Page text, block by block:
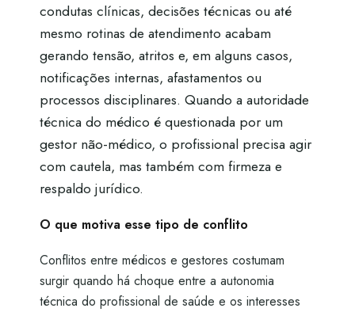
condutas clínicas, decisões técnicas ou até
mesmo rotinas de atendimento acabam
gerando tensão, atritos e, em alguns casos,
notificações internas, afastamentos ou
processos disciplinares. Quando a autoridade
técnica do médico é questionada por um
gestor não-médico, o profissional precisa agir
com cautela, mas também com firmeza e
respaldo jurídico.
O que motiva esse tipo de conflito
Conflitos entre médicos e gestores costumam
surgir quando há choque entre a autonomia
técnica do profissional de saúde e os interesses